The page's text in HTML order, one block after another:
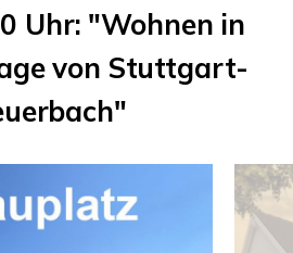
Uhr: "Wohnen in
von Stuttgart-